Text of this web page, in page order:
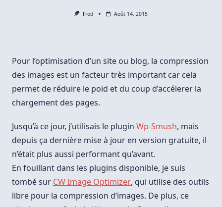
Fred Août 14, 2015
Pour l’optimisation d’un site ou blog, la compression
des images est un facteur très important car cela
permet de réduire le poid et du coup d’accélerer la
chargement des pages.
Jusqu’à ce jour, j’utilisais le plugin Wp-Smush, mais
depuis ça dernière mise à jour en version gratuite, il
n’était plus aussi performant qu’avant.
En fouillant dans les plugins disponible, je suis
tombé sur CW Image Optimizer, qui utilise des outils
libre pour la compression d’images. De plus, ce